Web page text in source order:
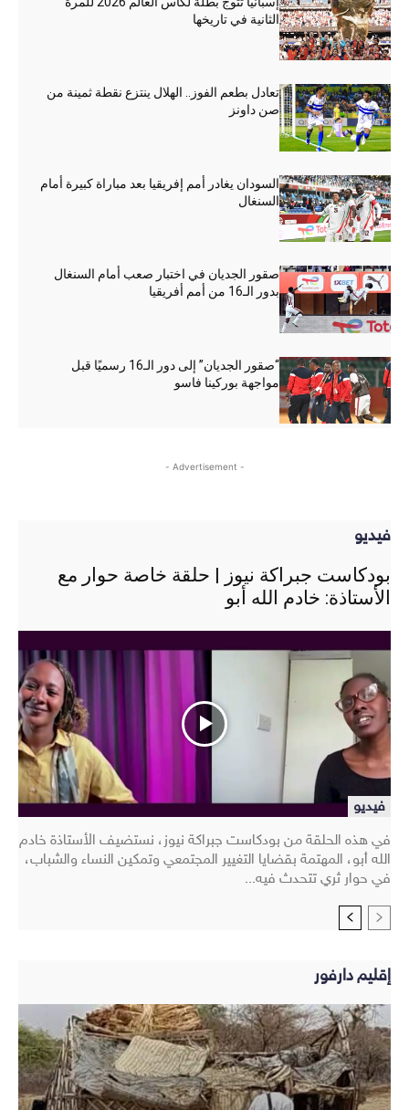
الثانية في تاريخها
تعادل بطعم الفوز.. الهلال ينتزع نقطة ثمينة من
صن داونز
السودان يغادر أمم إفريقيا بعد مباراة كبيرة أمام
السنغال
صقور الجديان في اختبار صعب أمام السنغال
بدور الـ16 من أمم أفريقيا
“صقور الجديان” إلى دور الـ16 رسميًا قبل
مواجهة بوركينا فاسو
- Advertisement -
فيديو
بودكاست جبراكة نيوز | حلقة خاصة حوار مع
الأستاذة: خادم الله أبو
فيديو
في هذه الحلقة من بودكاست جبراكة نيوز، نستضيف الأستاذة خادم
الله أبو، المهتمة بقضايا التغيير المجتمعي وتمكين النساء والشباب،
في حوار ثري تتحدث فيه...
إقليم دارفور